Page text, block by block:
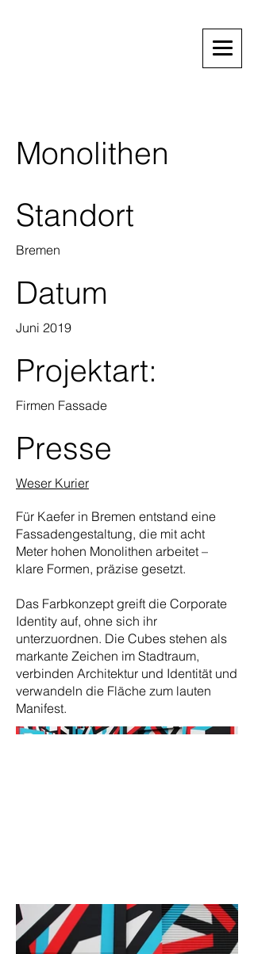
Monolithen
Standort
Bremen
Datum
Juni 2019
Projektart:
Firmen Fassade
Presse
Weser Kurier
Für Kaefer in Bremen entstand eine
Fassadengestaltung, die mit acht
Meter hohen Monolithen arbeitet –
klare Formen, präzise gesetzt.
Das Farbkonzept greift die Corporate
Identity auf, ohne sich ihr
unterzuordnen. Die Cubes stehen als
markante Zeichen im Stadtraum,
verbinden Architektur und Identität und
verwandeln die Fläche zum lauten
Manifest.